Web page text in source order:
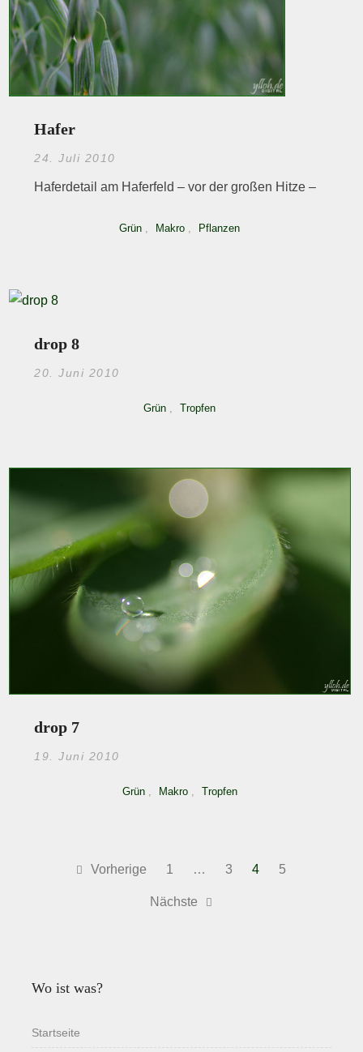
Hafer
24. Juli 2010
Haferdetail am Haferfeld – vor der großen Hitze –
Grün , Makro , Pflanzen
drop 8
20. Juni 2010
Grün Tropfen
drop 7
19. Juni 2010
Grün, Makro, Tropfen
Beitragsnavigation
Vorherige 1 … 3 4 5
Nächste
Wo ist was?
Startseite